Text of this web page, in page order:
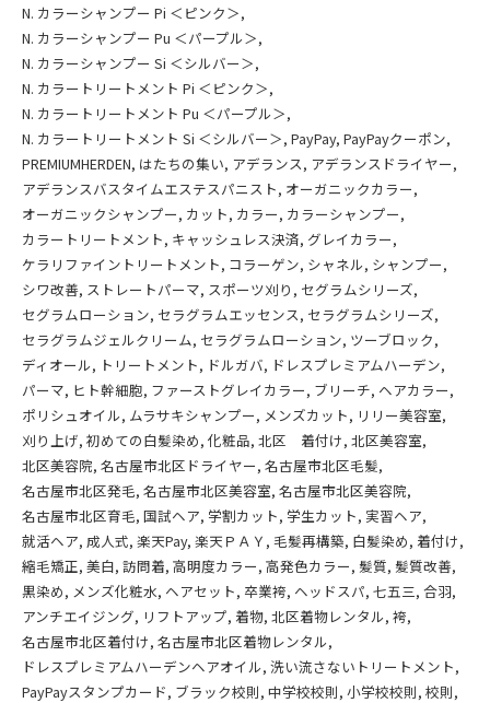
N. カラーシャンプー Pi ＜ピンク＞
N. カラーシャンプー Pu ＜パープル＞
N. カラーシャンプー Si ＜シルバー＞
N. カラートリートメント Pi ＜ピンク＞
N. カラートリートメント Pu ＜パープル＞
N. カラートリートメント Si ＜シルバー＞ PayPay PayPayクーポン
PREMIUMHERDEN はたちの集い アデランス アデランスドライヤー
アデランスバスタイムエステスパニスト オーガニックカラー
オーガニックシャンプー カット カラー カラーシャンプー
カラートリートメント キャッシュレス決済 グレイカラー
ケラリファイントリートメント コラーゲン シャネル シャンプー
シワ改善 ストレートパーマ スポーツ刈り セグラムシリーズ
セグラムローション セラグラムエッセンス セラグラムシリーズ
セラグラムジェルクリーム セラグラムローション ツーブロック
ディオール
トリートメント ドルガバ ドレスプレミアムハーデン
パーマ ヒト幹細胞 ファーストグレイカラー ブリーチ ヘアカラー
ポリシュオイル ムラサキシャンプー メンズカット
リリー美容室
刈り上げ 初めての白髪染め 化粧品 北区 着付け 北区美容室
北区美容院 名古屋市北区ドライヤー 名古屋市北区毛髪
名古屋市北区発毛 名古屋市北区美容室 名古屋市北区美容院
名古屋市北区育毛 国試ヘア 学割カット 学生カット 実習ヘア
就活ヘア 成人式 楽天Pay 楽天ＰＡＹ 毛髪再構築 白髪染め 着付け
縮毛矯正 美白 訪問着 高明度カラー 高発色カラー 髪質 髪質改善
黒染め
メンズ化粧水 ヘアセット 卒業袴 ヘッドスパ 七五三 合羽
アンチエイジング リフトアップ 着物 北区着物レンタル 袴
名古屋市北区着付け 名古屋市北区着物レンタル
ドレスプレミアムハーデンヘアオイル 洗い流さないトリートメント
PayPayスタンプカード ブラック校則 中学校校則 小学校校則 校則